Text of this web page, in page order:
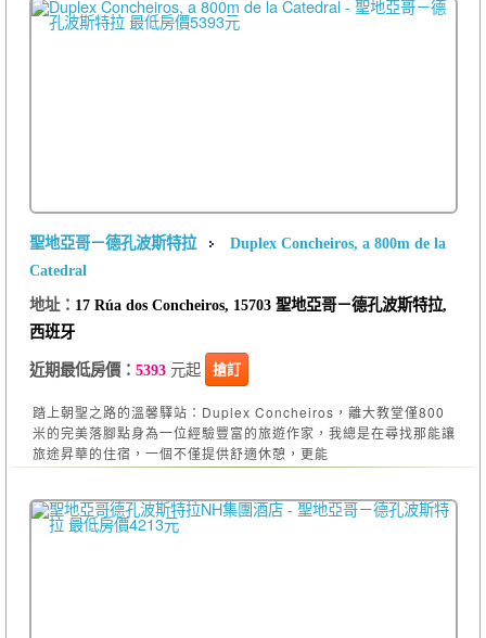
聖地亞哥－德孔波斯特拉
Duplex Concheiros, a 800m de la
Catedral
地址： 17 Rúa dos Concheiros, 15703 聖地亞哥－德孔波斯特拉,
西班牙
近期最低房價： 5393元起 搶訂
踏上朝聖之路的溫馨驛站：Duplex Concheiros，離大教堂僅800
米的完美落腳點身為一位經驗豐富的旅遊作家，我總是在尋找那能讓
旅途昇華的住宿，一個不僅提供舒適休憩，更能